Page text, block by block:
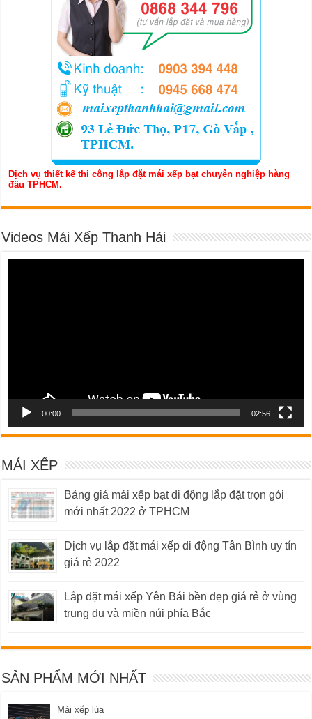
Dịch vụ thiết kế thi công lắp đặt mái xếp bạt chuyên nghiệp hàng
đầu TPHCM.
Videos Mái Xếp Thanh Hải
00:00 02:56
MÁI XẾP
Bảng giá mái xếp bạt di động lắp đặt trọn gói
mới nhất 2022 ở TPHCM
Dịch vụ lắp đặt mái xếp di động Tân Bình uy tín
giá rẻ 2022
Lắp đặt mái xếp Yên Bái bền đẹp giá rẻ ở vùng
trung du và miền núi phía Bắc
SẢN PHẨM MỚI NHẤT
Mái xếp lùa